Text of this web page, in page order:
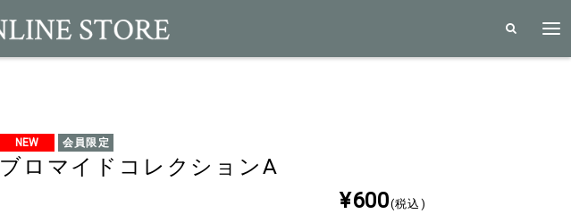
NEW 会員限定
ブロマイドコレクションA
¥600(税込)